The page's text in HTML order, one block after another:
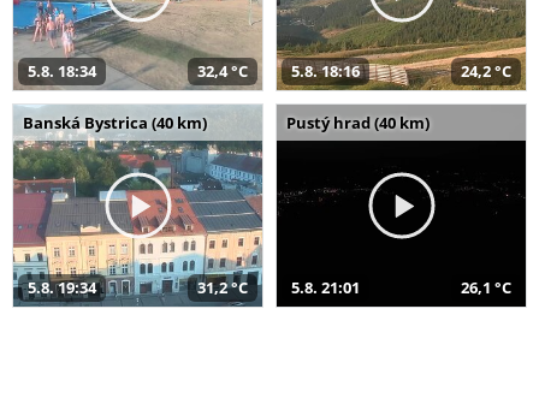
5.8. 18:34 32,4 °C 5.8. 18:16 24,2 °C
Banská Bystrica (40 km)
5.8. 19:34 31,2 °C
Pustý hrad (40 km)
5.8. 21:01 26,1 °C